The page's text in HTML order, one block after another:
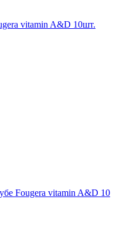
vitamin A&D 10шт.
Fougera vitamin A&D 10